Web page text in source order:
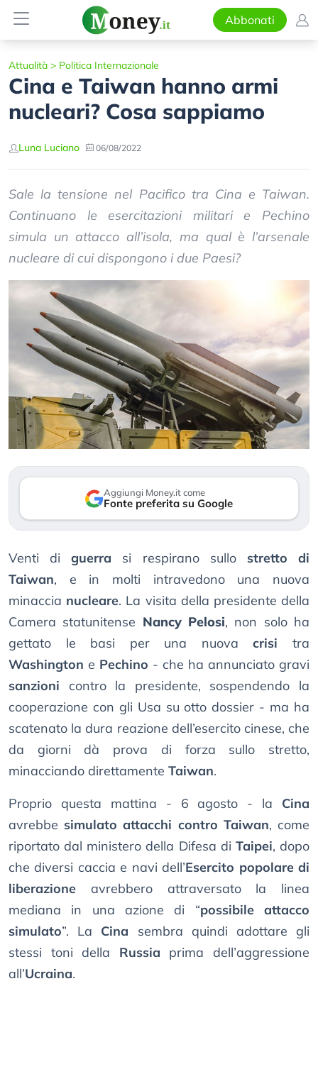
Abbonati
Attualità > Politica Internazionale
Cina e Taiwan hanno armi
nucleari? Cosa sappiamo
Luna Luciano 06/08/2022
Sale la tensione nel Pacifico tra Cina e Taiwan.
Continuano le esercitazioni militari e Pechino
simula un attacco all’isola, ma qual è l’arsenale
nucleare di cui dispongono i due Paesi?
Aggiungi Money.it come
Fonte preferita su Google
Venti diguerra si respirano sullo stretto di
Taiwan, e in molti intravedono una nuova
minaccia nucleare. La visita della presidente della
Camera statunitense Nancy Pelosi, non solo ha
gettato le basi per una nuovacrisi tra
Washington e Pechino - che ha annunciato gravi
sanzioni contro la presidente, sospendendo la
cooperazione con gli Usa su otto dossier - ma ha
scatenato la dura reazione dell’esercito cinese, che
da giorni dà prova di forza sullo stretto,
minacciando direttamente Taiwan.
Proprio questa mattina - 6 agosto - la Cina
avrebbe simulato attacchi contro Taiwan, come
riportato dal ministero della Difesa di Taipei, dopo
che diversi caccia e navi dell’Esercito popolare di
liberazione avrebbero attraversato la linea
mediana in una azione di “possibile attacco
simulato”. La Cina sembra quindi adottare gli
stessi toni della Russia prima dell’aggressione
all’Ucraina.